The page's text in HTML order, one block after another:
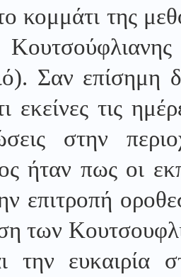
κομμάτι της
Σαν επίσημη
εκείνες τις
στην
ήταν πως οι
επιτροπή
των
την ευκαιρία